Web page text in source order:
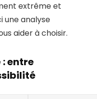
extrême et
une analyse
aider à choisir.
: entre